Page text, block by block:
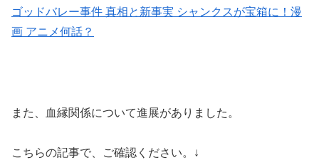
ゴッドバレー事件 真相と新事実 シャンクスが宝箱に！漫
画 アニメ何話？
また、血縁関係について進展がありました。
こちらの記事で、ご確認ください。↓